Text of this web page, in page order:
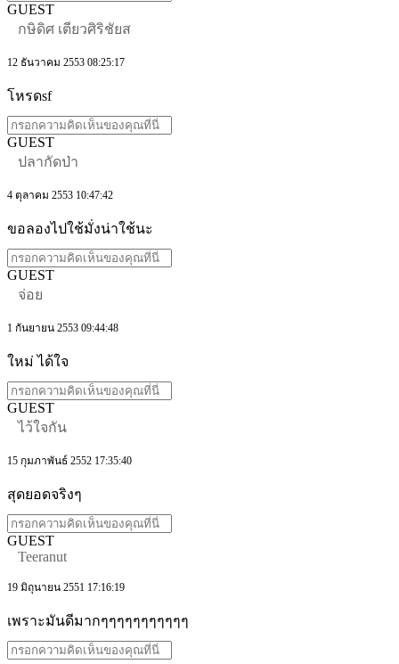
GUEST
กษิดิศ เตียวศิริชัยส
12 ธันวาคม 2553 08:25:17
โหรดsf
GUEST
ปลากัดป่า
4 ตุลาคม 2553 10:47:42
ขอลองไปใช้มั่งน่าใช้นะ
GUEST
จ่อย
1 กันยายน 2553 09:44:48
ใหม่ ได้ใจ
GUEST
ไว้ใจกัน
15 กุมภาพันธ์ 2552 17:35:40
สุดยอดจริงๆ
GUEST
Teeranut
19 มิถุนายน 2551 17:16:19
เพราะมันดีมากๆๆๆๆๆๆๆๆๆๆๆ